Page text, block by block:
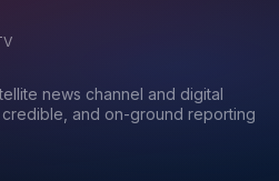
news channel and digital
and on-ground reporting